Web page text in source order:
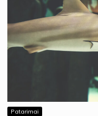
Patarimai